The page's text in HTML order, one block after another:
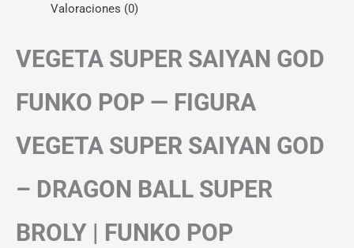
Valoraciones (0)
VEGETA SUPER SAIYAN GOD
FUNKO POP — FIGURA
VEGETA SUPER SAIYAN GOD
– DRAGON BALL SUPER
BROLY | FUNKO POP